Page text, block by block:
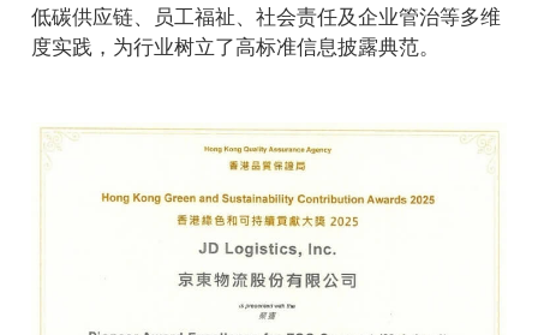
低碳供应链、员工福祉、社会责任及企业管治等多维
度实践，为行业树立了高标准信息披露典范。